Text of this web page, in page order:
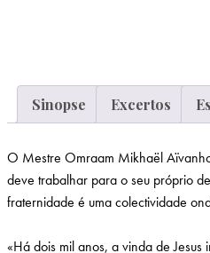
Sinopse Excertos
O Mestre Omraam Mikhaël
deve trabalhar para o seu próprio
fraternidade é uma colectividade
«Há dois mil anos, a vinda de